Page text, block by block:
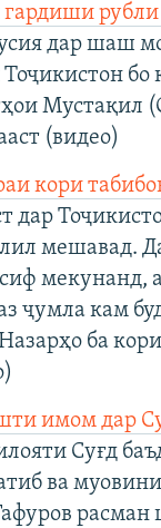
дар шаш
Мустақил
(видео)
кори
дар
мешавад.
мекунанд,
ҷумла кам
ба
имом дар
Суғд
ва
расман